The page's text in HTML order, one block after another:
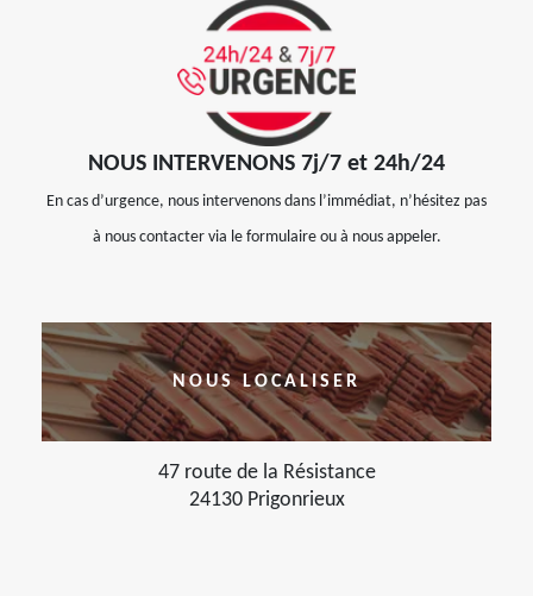
NOUS INTERVENONS 7j/7 et 24h/24
En cas d’urgence, nous intervenons dans l’immédiat, n’hésitez pas
à nous contacter via le formulaire ou à nous appeler.
NOUS LOCALISER
47 route de la Résistance
24130 Prigonrieux